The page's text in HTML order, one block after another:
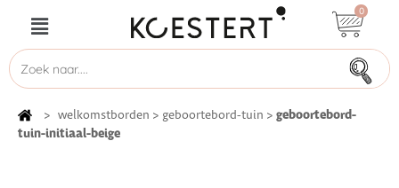
0
> welkomstborden > geboortebord-tuin > geboortebord-
tuin-initiaal-beige